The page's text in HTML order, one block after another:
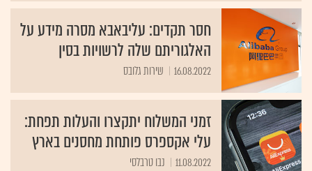
חסר תקדים: עליבאבא מסרה מידע על
האלגוריתם שלה לרשויות בסין
16.08.2022 שירות גלובס
זמני המשלוח יתקצרו והעלות תפחת:
עלי אקספרס פותחת מחסנים בארץ
11.08.2022 נבו טרבלסי